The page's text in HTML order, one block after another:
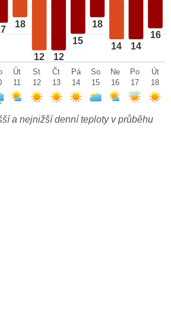
18
12 12
15
18
14 14
16
Út
11
St
12
Čt
13
Pá
14
So
15
Ne
16
Po
17
Út
18
a nejnižší denní teploty v průběhu